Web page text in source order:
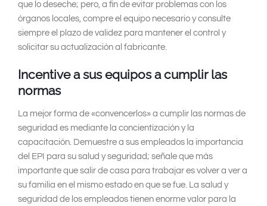
que lo deseche; pero, a fin de evitar problemas con los
órganos locales, compre el equipo necesario y consulte
siempre el plazo de validez para mantener el control y
solicitar su actualización al fabricante.
Incentive a sus equipos a cumplir las
normas
La mejor forma de «convencerlos» a cumplir las normas de
seguridad es mediante la concientización y la
capacitación. Demuestre a sus empleados la importancia
del EPI para su salud y seguridad; señale que más
importante que salir de casa para trabajar es volver a ver a
su familia en el mismo estado en que se fue. La salud y
seguridad de los empleados tienen enorme valor para la